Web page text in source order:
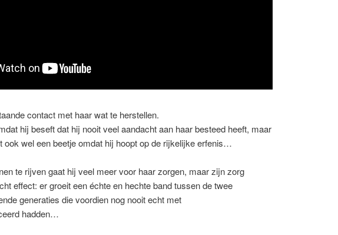
contact met haar wat te herstellen.
hij beseft dat hij nooit veel aandacht aan haar besteed heeft, maar
ook wel een beetje omdat hij hoopt op de rijkelijke erfenis…
te rijven gaat hij veel meer voor haar zorgen, maar zijn zorg
effect: er groeit een échte en hechte band tussen de twee
generaties die voordien nog nooit echt met
hadden…